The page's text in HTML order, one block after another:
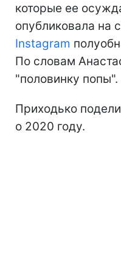
которые ее
опубликовала на
Instagram
По словам
"половинку попы".
Приходько
о 2020 году.